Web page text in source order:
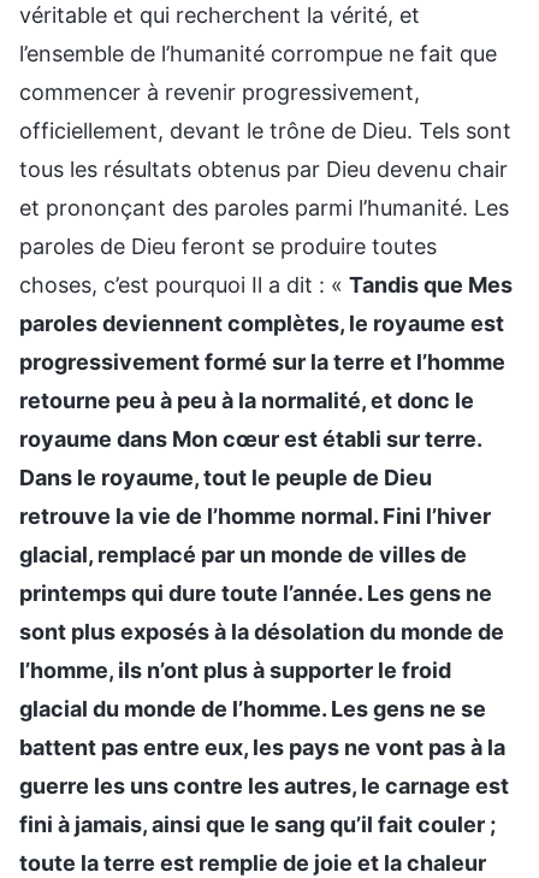
véritable et qui recherchent la vérité, et
l’ensemble de l’humanité corrompue ne fait que
commencer à revenir progressivement,
officiellement, devant le trône de Dieu. Tels sont
tous les résultats obtenus par Dieu devenu chair
et prononçant des paroles parmi l’humanité. Les
paroles de Dieu feront se produire toutes
choses, c’est pourquoi Il a dit : « Tandis que Mes
paroles deviennent complètes, le royaume est
progressivement formé sur la terre et l’homme
retourne peu à peu à la normalité, et donc le
royaume dans Mon cœur est établi sur terre.
Dans le royaume, tout le peuple de Dieu
retrouve la vie de l’homme normal. Fini l’hiver
glacial, remplacé par un monde de villes de
printemps qui dure toute l’année. Les gens ne
sont plus exposés à la désolation du monde de
l’homme, ils n’ont plus à supporter le froid
glacial du monde de l’homme. Les gens ne se
battent pas entre eux, les pays ne vont pas à la
guerre les uns contre les autres, le carnage est
fini à jamais, ainsi que le sang qu’il fait couler ;
toute la terre est remplie de joie et la chaleur